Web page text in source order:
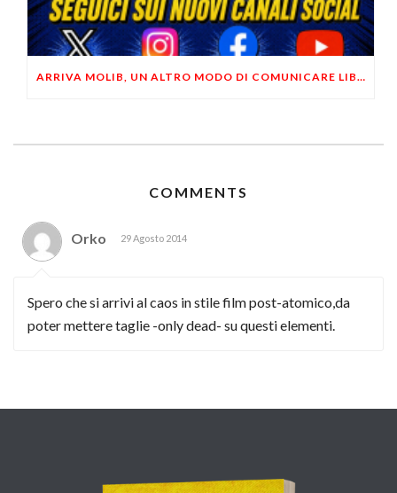
ARRIVA MOLIB, UN ALTRO MODO DI COMUNICARE LIBERTARIO
COMMENTS
Orko 29 Agosto 2014
Spero che si arrivi al caos in stile film post-atomico,da
poter mettere taglie -only dead- su questi elementi.